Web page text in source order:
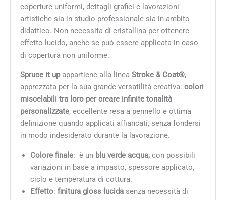
coperture uniformi, dettagli grafici e lavorazioni
artistiche sia in studio professionale sia in ambito
didattico. Non necessita di cristallina per ottenere
effetto lucido, anche se può essere applicata in caso
di copertura non uniforme.
Spruce it up appartiene alla linea Stroke & Coat®,
apprezzata per la sua grande versatilità creativa: colori
miscelabili tra loro per creare infinite tonalità
personalizzate, eccellente resa a pennello e ottima
definizione quando applicati affiancati, senza fondersi
in modo indesiderato durante la lavorazione.
Colore finale: è unblu verde acqua, con possibili
variazioni in base a impasto, spessore applicato,
ciclo e temperatura di cottura.
Effetto: finitura gloss lucidasenza necessità di